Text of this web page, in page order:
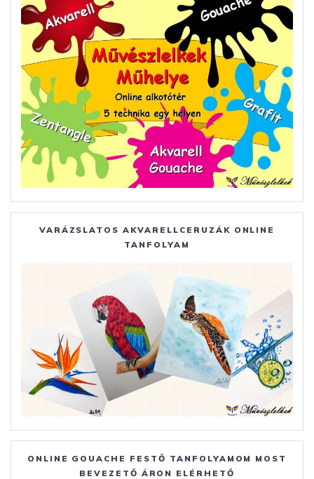
VARÁZSLATOS AKVARELLCERUZÁK ONLINE
TANFOLYAM
ONLINE GOUACHE FESTŐ TANFOLYAMOM MOST
BEVEZETŐ ÁRON ELÉRHETŐ